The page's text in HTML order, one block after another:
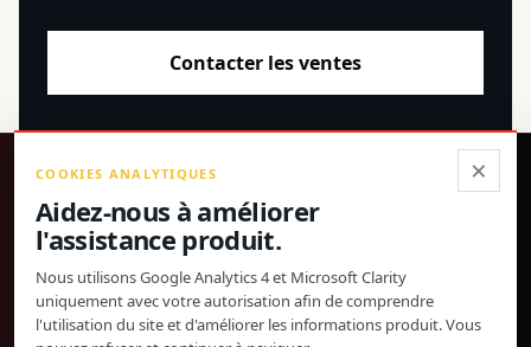
Contacter les ventes
®
Produits de précision, spécifications confirmées et
assistance mondiale directe.
© 2026 Toway Technology (Shanghai) Co., Ltd. Tous droits réservés.
×
COOKIES ANALYTIQUES
Aidez-nous à améliorer
l'assistance produit.
Nous utilisons Google Analytics 4 et Microsoft Clarity
uniquement avec votre autorisation afin de comprendre
l'utilisation du site et d'améliorer les informations produit. Vous